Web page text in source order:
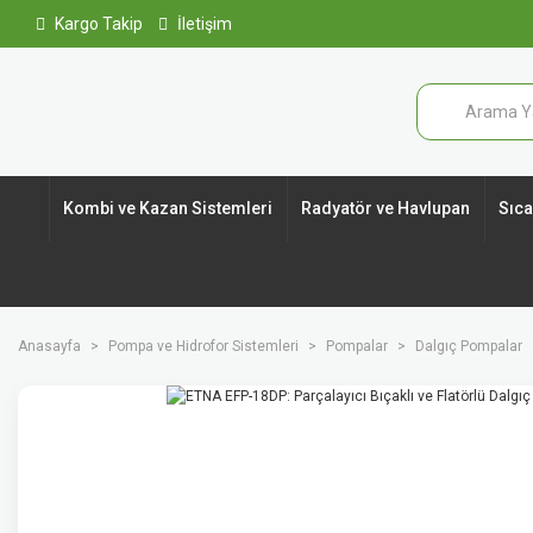
Kargo Takip İletişim
Kombi ve Kazan Sistemleri Radyatör ve Havlupan
Anasayfa Pompa ve Hidrofor Sistemleri Pompalar Dalgıç Pompalar